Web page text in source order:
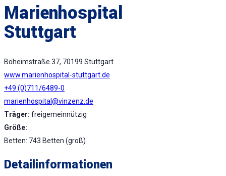
Marienhospital
Stuttgart
Böheimstraße 37, 70199 Stuttgart
www.marienhospital-stuttgart.de
+49 (0)711/6489-0
marienhospital@vinzenz.de
Träger: freigemeinnützig
Größe:
Betten: 743 Betten (groß)
Detailinformationen